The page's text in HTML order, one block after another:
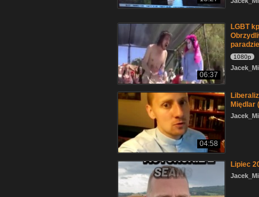
06:37
LGBT
1080p
04:58
Międlar
Lipiec